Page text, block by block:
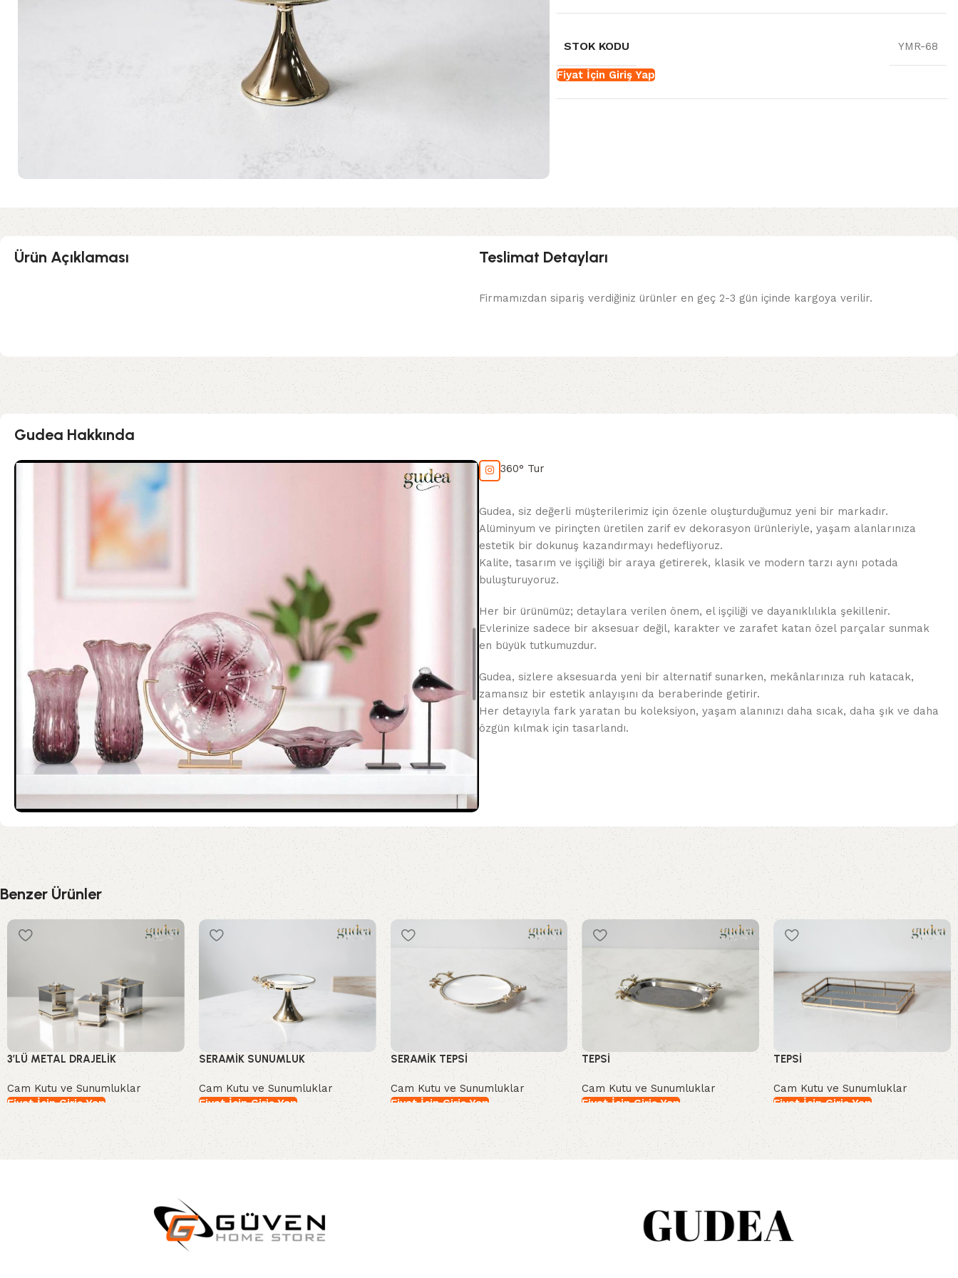
STOK KODU YMR-68
Fiyat İçin Giriş Yap
Ürün Açıklaması Teslimat Detayları
Firmamızdan sipariş verdiğiniz ürünler en geç 2-3 gün içinde kargoya verilir.
Gudea Hakkında
360° Tur
Gudea, siz değerli müşterilerimiz için özenle oluşturduğumuz yeni bir markadır.
Alüminyum ve pirinçten üretilen zarif ev dekorasyon ürünleriyle, yaşam alanlarınıza
estetik bir dokunuş kazandırmayı hedefliyoruz.
Kalite, tasarım ve işçiliği bir araya getirerek, klasik ve modern tarzı aynı potada
buluşturuyoruz.
Her bir ürünümüz; detaylara verilen önem, el işçiliği ve dayanıklılıkla şekillenir.
Evlerinize sadece bir aksesuar değil, karakter ve zarafet katan özel parçalar sunmak
en büyük tutkumuzdur.
Gudea, sizlere aksesuarda yeni bir alternatif sunarken, mekânlarınıza ruh katacak,
zamansız bir estetik anlayışını da beraberinde getirir.
Her detayıyla fark yaratan bu koleksiyon, yaşam alanınızı daha sıcak, daha şık ve daha
özgün kılmak için tasarlandı.
Benzer Ürünler
3’LÜ METAL DRAJELİK
Cam Kutu ve Sunumluklar
Fiyat İçin Giriş Yap
İncele
SERAMİK SUNUMLUK
Cam Kutu ve Sunumluklar
Fiyat İçin Giriş Yap
İncele
SERAMİK TEPSİ
Cam Kutu ve Sunumluklar
Fiyat İçin Giriş Yap
İncele
TEPSİ
Cam Kutu ve Sunumluklar
Fiyat İçin Giriş Yap
İncele
TEPSİ
Cam Kutu ve Sunumluklar
Fiyat İçin Giriş Yap
İncele
Read More